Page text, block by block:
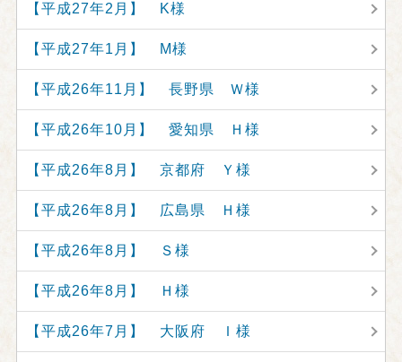
【平成27年2月】 K様
【平成27年1月】 M様
【平成26年11月】 長野県 Ｗ様
【平成26年10月】 愛知県 Ｈ様
【平成26年8月】 京都府 Ｙ様
【平成26年8月】 広島県 Ｈ様
【平成26年8月】 Ｓ様
【平成26年8月】 Ｈ様
【平成26年7月】 大阪府 Ｉ様